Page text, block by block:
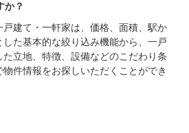
か？
建て・一軒家は、価格、面積、駅か
した基本的な絞り込み機能から、一戸
立地、特徴、設備などのこだわり条
件情報をお探しいただくことができ